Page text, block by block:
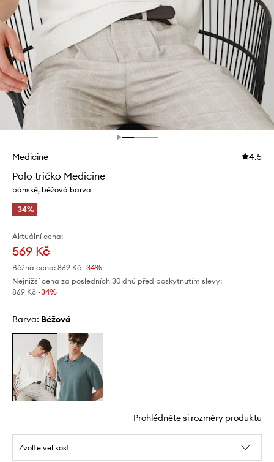
Medicine 4.5
Polo tričko Medicine
pánské, béžová barva
-34%
Aktuální cena:
569 Kč
Běžná cena: 869 Kč -34%
Nejnižší cena za posledních 30 dnů před poskytnutím slevy:
869 Kč -34%
Barva: béžová
Prohlédněte si rozměry produktu
Zvolte velikost